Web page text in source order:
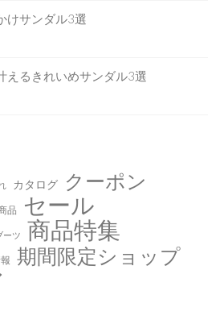
けサンダル3選
えるきれいめサンダル3選
カタログ クーポン
品 セール
ーツ 商品特集
期間限定ショップ